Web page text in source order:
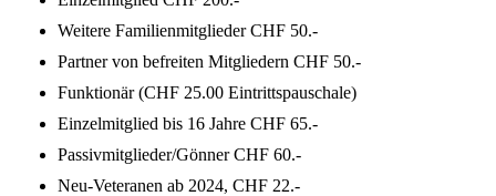
Weitere Familienmitglieder CHF 50.-
Partner von befreiten Mitgliedern CHF 50.-
Funktionär (CHF 25.00 Eintrittspauschale)
Einzelmitglied bis 16 Jahre CHF 65.-
Passivmitglieder/Gönner CHF 60.-
Neu-Veteranen ab 2024, CHF 22.-